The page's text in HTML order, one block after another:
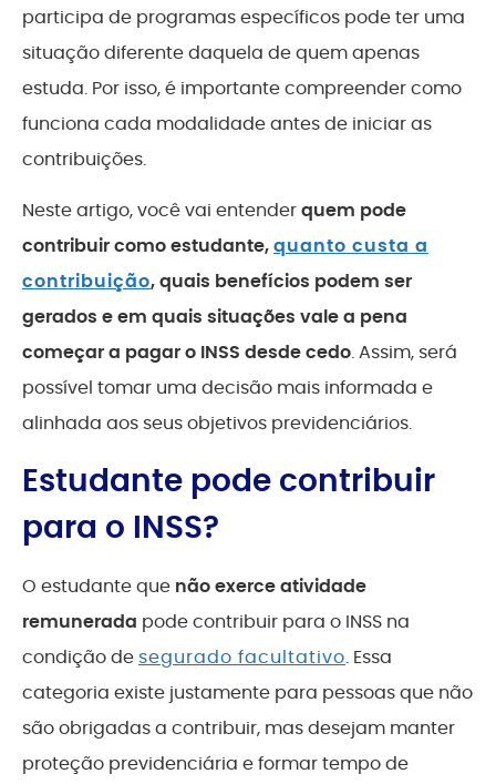
participa de programas específicos pode ter uma
situação diferente daquela de quem apenas
estuda. Por isso, é importante compreender como
funciona cada modalidade antes de iniciar as
contribuições.
Neste artigo, você vai entenderquem pode
contribuir como estudante,quanto custa a
contribuição, quais benefícios podem ser
gerados e em quais situações vale a pena
começar a pagar o INSS desde cedo. Assim, será
possível tomar uma decisão mais informada e
alinhada aos seus objetivos previdenciários.
Estudante pode contribuir
para o INSS?
O estudante que não exerce atividade
remunerada pode contribuir para o INSS na
condição de segurado facultativo. Essa
categoria existe justamente para pessoas que não
são obrigadas a contribuir, mas desejam manter
proteção previdenciária e formar tempo de